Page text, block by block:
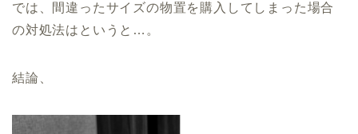
では、間違ったサイズの物置を購入してしまった場合
の対処法はというと…。
結論、